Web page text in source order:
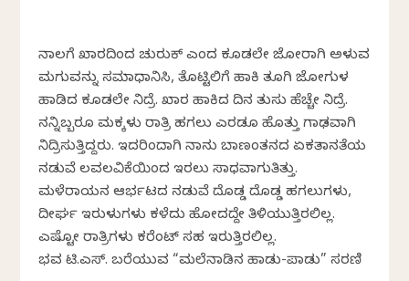
ನಾಲಗೆ‌ ಖಾರದಿಂದ ಚುರುಕ್ ಎಂದ‌ ಕೂಡಲೇ ಜೋರಾಗಿ ಅಳುವ
ಮಗುವನ್ನು ಸಮಾಧಾನಿಸಿ, ತೊಟ್ಟಿಲಿಗೆ ಹಾಕಿ ತೂಗಿ ಜೋಗುಳ
ಹಾಡಿದ ಕೂಡಲೇ ನಿದ್ರೆ. ಖಾರ ಹಾಕಿದ ದಿನ ತುಸು ಹೆಚ್ಚೇ ನಿದ್ರೆ.
ನನ್ನಿಬ್ಬರೂ ಮಕ್ಕಳು ರಾತ್ರಿ ಹಗಲು ಎರಡೂ ಹೊತ್ತು ಗಾಢವಾಗಿ
ನಿದ್ರಿಸುತ್ತಿದ್ದರು. ಇದರಿಂದಾಗಿ ನಾನು ಬಾಣಂತನದ ಏಕತಾನತೆಯ
ನಡುವೆ ಲವಲವಿಕೆಯಿಂದ ಇರಲು ಸಾಧ್ಯವಾಗುತಿತ್ತು.
ಮಳೆರಾಯನ ಆರ್ಭಟದ ನಡುವೆ‌ ದೊಡ್ಡ ದೊಡ್ಡ ಹಗಲುಗಳು,
ದೀರ್ಘ ಇರುಳುಗಳು ಕಳೆದು ಹೋದದ್ದೇ ತಿಳಿಯುತ್ತಿರಲಿಲ್ಲ.
ಎಷ್ಟೋ ರಾತ್ರಿಗಳು ಕರೆಂಟ್ ಸಹ ಇರುತ್ತಿರಲಿಲ್ಲ.
ಭವ್ಯ ಟಿ.ಎಸ್. ಬರೆಯುವ “ಮಲೆನಾಡಿನ ಹಾಡು-ಪಾಡು” ಸರಣಿ